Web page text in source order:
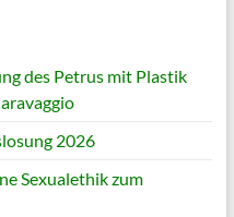
des Petrus mit Plastik
2026
Sexualethik zum